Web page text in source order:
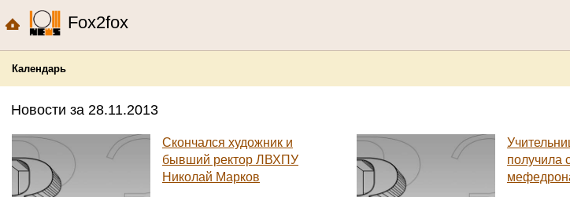
Fox2fox
Календарь
Новости за 28.11.2013
Скончался художник и
бывший ректор ЛВХПУ
Николай Марков
получила